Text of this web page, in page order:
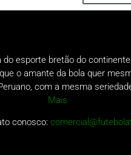
do esporte bretão do
o amante da bola quer
com a mesma
Mais
conosco: